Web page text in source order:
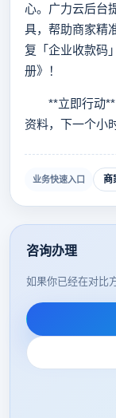
心。广力云后台
具，帮助商家精
复「企业收款码
册》！
**立即行动**
资料，下一个小
业务快速入口 商
咨询办理
如果你已经在对比